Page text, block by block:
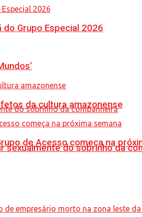
sexualmente do sobrinho da
do Grupo Especial 2026
da cultura amazonense
de Acesso começa na